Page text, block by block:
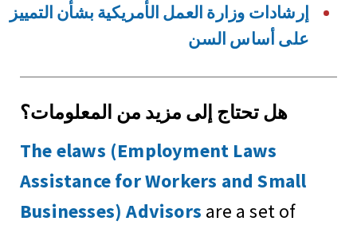
إرشادات وزارة العمل الأمريكية بشأن التمييز
على أساس السن
هل تحتاج إلى مزيد من المعلومات؟
The elaws (Employment Laws
Assistance for Workers and Small
Businesses) Advisors are a set of